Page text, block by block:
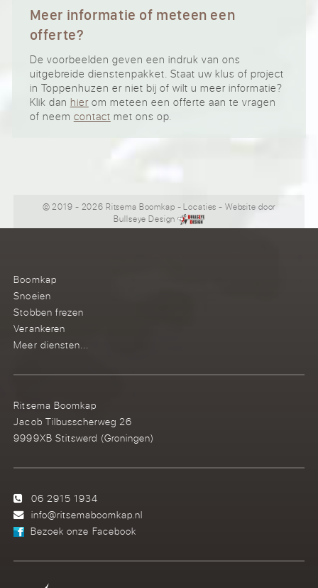
Meer informatie of meteen een
offerte?
De voorbeelden geven een indruk van ons
uitgebreide dienstenpakket. Staat uw klus of project
in Toppenhuzen er niet bij of wilt u meer informatie?
Klik dan hierom meteen een offerte aan te vragen
of neem contact met ons op.
© 2019 - 2026 Ritsema Boomkap -Locaties - Website door
Bullseye Design
Boomkap
Snoeien
Stobben frezen
Verankeren
Meer diensten...
Ritsema Boomkap
Jacob Tilbusscherweg 26
9999XB Stitswerd (Groningen)
06 2915 1934
info@ritsemaboomkap.nl
Bezoek onze Facebook